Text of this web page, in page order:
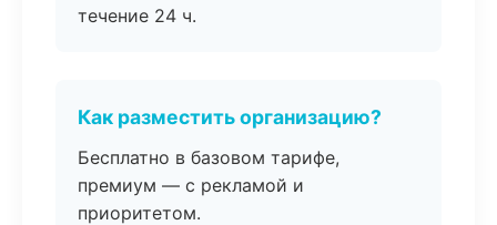
течение 24 ч.
Как разместить организацию?
Бесплатно в базовом тарифе,
премиум — с рекламой и
приоритетом.